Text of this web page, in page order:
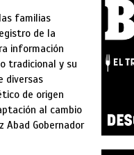
familias
de la
información
tradicional y su
diversas
de origen
al cambio
Gobernador